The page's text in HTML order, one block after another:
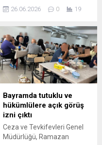
3-2 kaybetse de Arda Güler
maçta ilk 11’de yer alıp
sonrası konuşan Güler,
takımın performansını ve
gelen eleştirileri açık bir dille
değerlendirdi. Güler’in
Değerlendirmeleri “Maçtan
önce üzgün ve moralimin
bozuk olduğunu
söylemişsiniz… Tüm
eleştiriler haklı.”...
26.06.2026 0 19
Bayramda tutuklu ve
hükümlülere açık görüş
izni çıktı
Ceza ve Tevkifevleri Genel
Müdürlüğü, Ramazan